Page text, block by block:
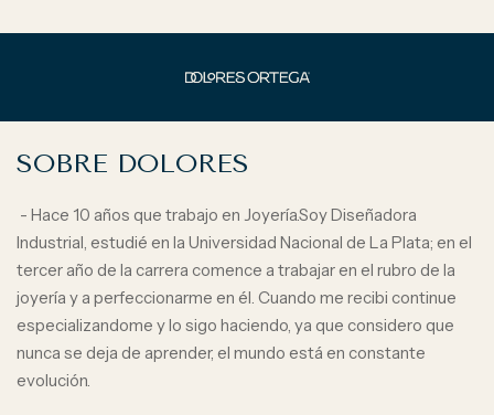
SOBRE DOLORES
- Hace 10 años que trabajo en Joyería.Soy Diseñadora
Industrial, estudié en la Universidad Nacional de La Plata; en el
tercer año de la carrera comence a trabajar en el rubro de la
joyería y a perfeccionarme en él. Cuando me recibi continue
especializandome y lo sigo haciendo, ya que considero que
nunca se deja de aprender, el mundo está en constante
evolución.